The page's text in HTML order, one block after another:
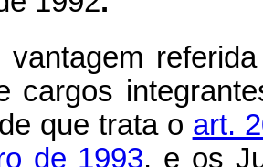
referida
cargos
que trata o art.
de 1993, e os